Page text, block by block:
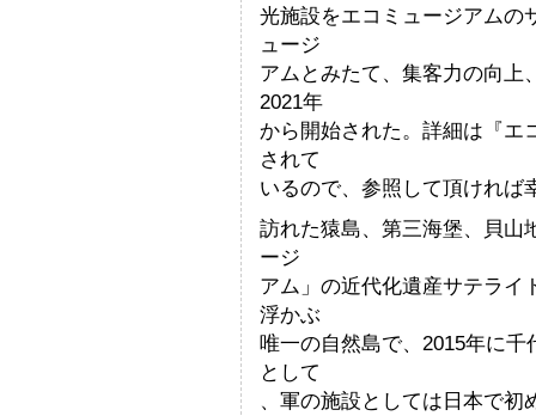
光施設をエコミュージアムの
ュージ
アムとみたて、集客力の向上
2021年
から開始された。詳細は『エ
されて
いるので、参照して頂ければ
訪れた猿島、第三海堡、貝山
ージ
アム」の近代化遺産サテライ
浮かぶ
唯一の自然島で、2015年に
として
、軍の施設としては日本で初